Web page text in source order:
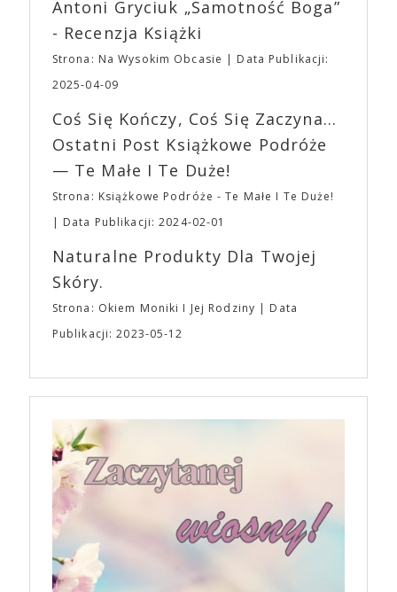
(„Joker”, „Ona”) w swojej najbardziej zaskakującej
roli. Twórca kultowych „Dziedzictwo. Hereditary” i
„Midsommar. W biały dzień” zrealizował najbardziej
osobisty film, który pozwolił mu w pełni podzielić
się z widzami swoimi lękami, wizją świata, a przede
„Bo się boi” w kinach od 21 kwietnia.
Waszych ulubionych Wystawców serwujących
napoje oraz drobne przekąski a przed halą
planujemy Strefę FoodTrucków. Życzymy Wam
fantastycznego czasu oczekiwania na nadchodzącą
EXPO XXI!
Antoni Gryciuk „Samotność Boga”
- Recenzja Książki
Strona: Na Wysokim Obcasie
Data Publikacji:
2025-04-09
Coś Się Kończy, Coś Się Zaczyna...
Ostatni Post Książkowe Podróże
— Te Małe I Te Duże!
Strona: Książkowe Podróże - Te Małe I Te Duże!
Data Publikacji: 2024-02-01
Naturalne Produkty Dla Twojej
Skóry.
Strona: Okiem Moniki I Jej Rodziny
Data
Publikacji: 2023-05-12